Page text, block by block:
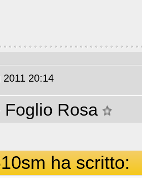
2011 20:14
Foglio Rosa
ha scritto: